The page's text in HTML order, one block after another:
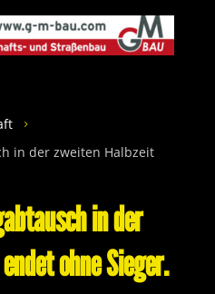
5
in der zweiten Halbzeit
in der
ohne Sieger.